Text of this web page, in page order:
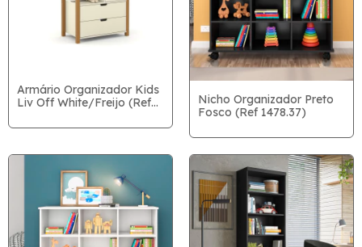
Armário Organizador Kids
Liv Off White/Freijo (Ref
Nicho Organizador Preto
Fosco (Ref 1478.37)